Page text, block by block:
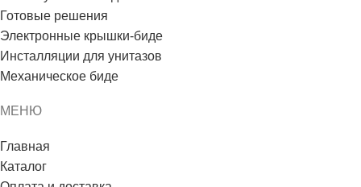
Готовые решения
Электронные крышки-биде
Инсталляции для унитазов
Механическое биде
МЕНЮ
Главная
Каталог